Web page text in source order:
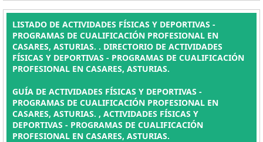
LISTADO DE ACTIVIDADES FÍSICAS Y DEPORTIVAS -
PROGRAMAS DE CUALIFICACIÓN PROFESIONAL EN
CASARES, ASTURIAS. . DIRECTORIO DE ACTIVIDADES
FÍSICAS Y DEPORTIVAS - PROGRAMAS DE CUALIFICACIÓN
PROFESIONAL EN CASARES, ASTURIAS.
GUÍA DE ACTIVIDADES FÍSICAS Y DEPORTIVAS -
PROGRAMAS DE CUALIFICACIÓN PROFESIONAL EN
CASARES, ASTURIAS. , ACTIVIDADES FÍSICAS Y
DEPORTIVAS - PROGRAMAS DE CUALIFICACIÓN
PROFESIONAL EN CASARES, ASTURIAS.